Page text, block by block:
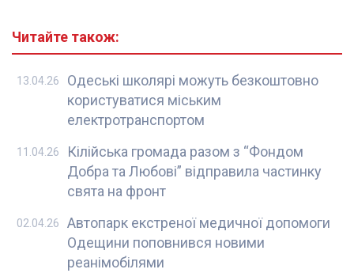
Читайте також:
Одеські школярі можуть безкоштовно
користуватися міським
електротранспортом
13.04.26
Кілійська громада разом з “Фондом
Добра та Любові” відправила частинку
свята на фронт
11.04.26
Автопарк екстреної медичної допомоги
Одещини поповнився новими
реанімобілями
02.04.26